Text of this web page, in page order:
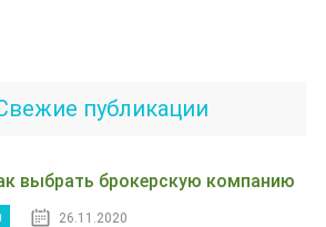
публикации
выбрать брокерскую компанию
26.11.2020